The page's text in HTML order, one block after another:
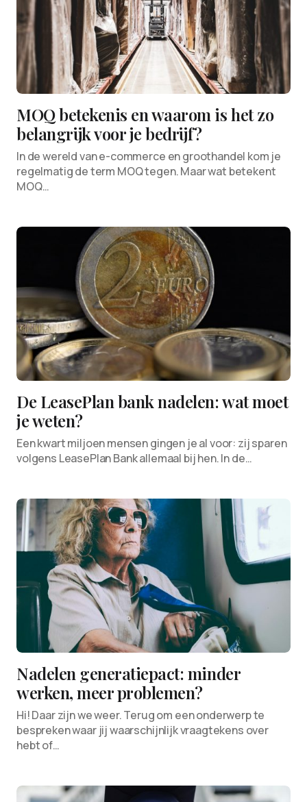
MOQ betekenis en waarom is het zo
belangrijk voor je bedrijf?
In de wereld van e-commerce en groothandel kom je
regelmatig de term MOQ tegen. Maar wat betekent
MOQ…
De LeasePlan bank nadelen: wat moet
je weten?
Een kwart miljoen mensen gingen je al voor: zij sparen
volgens LeasePlan Bank allemaal bij hen. In de…
Nadelen generatiepact: minder
werken, meer problemen?
Hi! Daar zijn we weer. Terug om een onderwerp te
bespreken waar jij waarschijnlijk vraagtekens over
hebt of…